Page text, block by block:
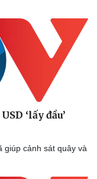
‘lấy đầu’
giúp cảnh sát quây và